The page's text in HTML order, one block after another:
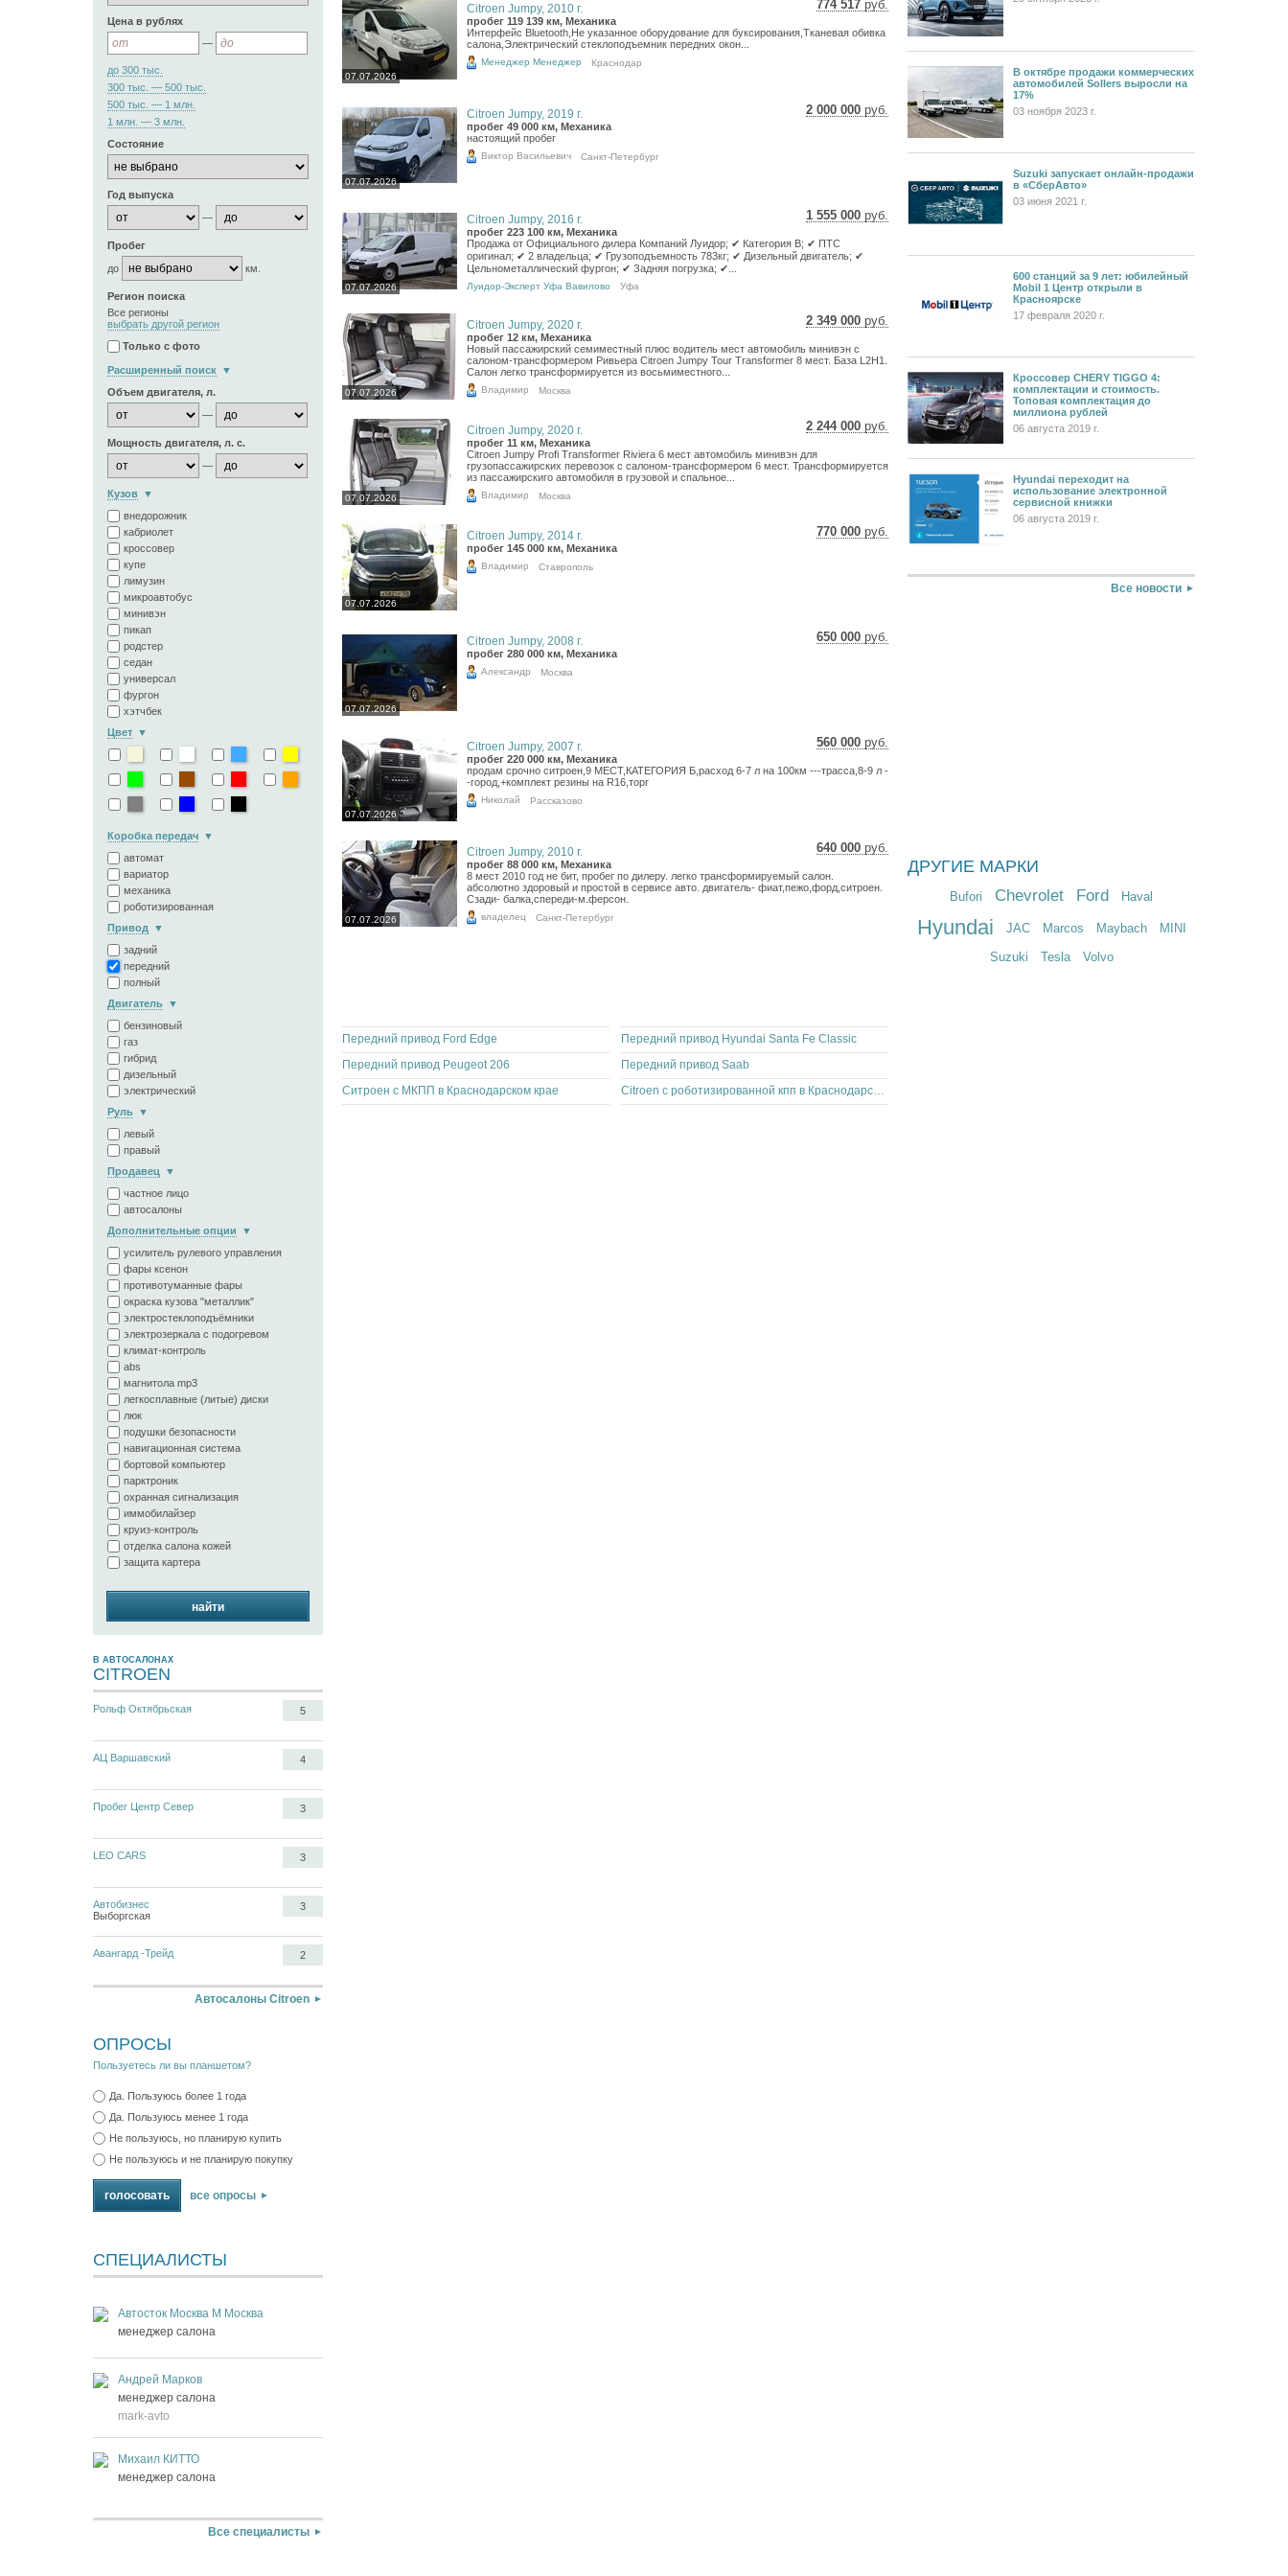
Цена в рублях
—
до 300 тыс.
300 тыс. — 500 тыс.
500 тыс. — 1 млн.
1 млн. — 3 млн.
Состояние
Год выпуска
—
Пробег
до
км.
Регион поиска
Все регионы
выбрать другой регион
Только с фото
Расширенный поиск
Объем двигателя, л.
—
Мощность двигателя, л. с.
—
Кузов
внедорожник
кабриолет
кроссовер
купе
лимузин
микроавтобус
минивэн
пикап
родстер
седан
универсал
фургон
хэтчбек
Цвет
Коробка передач
автомат
вариатор
механика
роботизированная
Привод
задний
передний
полный
Двигатель
бензиновый
газ
гибрид
дизельный
электрический
Руль
левый
правый
Продавец
частное лицо
автосалоны
Дополнительные опции
усилитель рулевого управления
фары ксенон
противотуманные фары
окраска кузова "металлик"
электростеклоподъёмники
электрозеркала с подогревом
климат-контроль
abs
магнитола mp3
легкосплавные (литые) диски
люк
подушки безопасности
навигационная система
бортовой компьютер
парктроник
охранная сигнализация
иммобилайзер
круиз-контроль
отделка салона кожей
защита картера
найти
В АВТОСАЛОНАХ
CITROEN
Рольф Октябрьская 5
АЦ Варшавский 4
Пробег Центр Север 3
LEO CARS 3
Автобизнес
Выборгская
3
Авангард -Трейд 2
Автосалоны Citroen
ОПРОСЫ
Пользуетесь ли вы планшетом?
Да. Пользуюсь более 1 года
Да. Пользуюсь менее 1 года
Не пользуюсь, но планирую купить
Не пользуюсь и не планирую покупку
все опросы
СПЕЦИАЛИСТЫ
Автосток Москва М Москва
менеджер салона
Андрей Марков
менеджер салона
mark-avto
Михаил КИТТО
менеджер салона
Все специалисты
07.07.2026
774 517 руб.
11 328 €
Citroen Jumpy, 2010 г.
пробег 119 139 км, Механика
Интерфейс Bluetooth,Не указанное оборудование для буксирования,Тканевая обивка
салона,Электрический стеклоподъемник передних окон...
Менеджер Менеджер Краснодар
07.07.2026
2 000 000 руб.
Citroen Jumpy, 2019 г.
пробег 49 000 км, Механика
настоящий пробег
Виктор Васильевич Санкт-Петербург
07.07.2026
1 555 000 руб.
22 744 €
Citroen Jumpy, 2016 г.
пробег 223 100 км, Механика
Продажа от Официального дилера Компаний Луидор; ✔ Категория B; ✔ ПТС
оригинал; ✔ 2 владельца; ✔ Грузоподъемность 783кг; ✔ Дизельный двигатель; ✔
Цельнометаллический фургон; ✔ Задняя погрузка; ✔...
Луидор-Эксперт Уфа Вавилово Уфа
07.07.2026
2 349 000 руб.
34 358 €
Citroen Jumpy, 2020 г.
пробег 12 км, Механика
Новый пассажирский семиместный плюс водитель мест автомобиль минивэн с
салоном-трансформером Ривьера Citroen Jumpy Tour Transformer 8 мест. База L2H1.
Салон легко трансформируется из восьмиместного...
Владимир Москва
07.07.2026
2 244 000 руб.
Citroen Jumpy, 2020 г.
пробег 11 км, Механика
Citroen Jumpy Profi Transformer Riviera 6 мест автомобиль минивэн для
грузопассажирских перевозок с салоном-трансформером 6 мест. Трансформируется
из пассажирскиго автомобиля в грузовой и спальное...
Владимир Москва
07.07.2026
770 000 руб.
Citroen Jumpy, 2014 г.
пробег 145 000 км, Механика
Владимир Ставрополь
07.07.2026
650 000 руб.
Citroen Jumpy, 2008 г.
пробег 280 000 км, Механика
Александр Москва
07.07.2026
560 000 руб.
8 190 €
Citroen Jumpy, 2007 г.
пробег 220 000 км, Механика
продам срочно ситроен,9 МЕСТ,КАТЕГОРИЯ Б,расход 6-7 л на 100км ---трасса,8-9 л -
-город,+комплект резины на R16,торг
Николай Рассказово
07.07.2026
640 000 руб.
Citroen Jumpy, 2010 г.
пробег 88 000 км, Механика
8 мест 2010 год не бит, пробег по дилеру. легко трансформируемый салон.
абсолютно здоровый и простой в сервисе авто. двигатель- фиат,пежо,форд,ситроен.
Сзади- балка,спереди-м.ферсон.
владелец Санкт-Петербург
Передний привод Ford Edge
Передний привод Hyundai Santa Fe Classic
Передний привод Peugeot 206
Передний привод Saab
Ситроен с МКПП в Краснодарском крае
Citroen с роботизированной кпп в Краснодарском крае
В октябре продажи коммерческих
автомобилей Sollers выросли на
17%
03 ноября 2023 г.
Suzuki запускает онлайн-продажи
в «СберАвто»
03 июня 2021 г.
600 станций за 9 лет: юбилейный
Mobil 1 Центр открыли в
Красноярске
17 февраля 2020 г.
Кроссовер CHERY TIGGO 4:
комплектации и стоимость.
Топовая комплектация до
миллиона рублей
06 августа 2019 г.
Hyundai переходит на
использование электронной
сервисной книжки
06 августа 2019 г.
Все новости
ДРУГИЕ МАРКИ
Bufori Chevrolet Ford Haval
Hyundai JAC Marcos Maybach MINI
Suzuki Tesla Volvo